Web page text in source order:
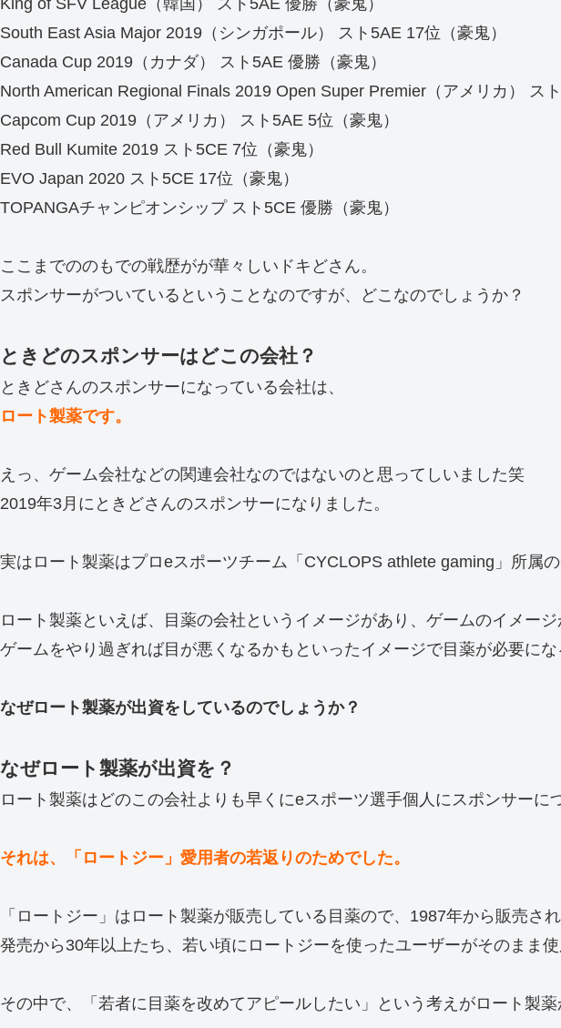
King of SFV League（韓国） スト5AE 優勝（豪鬼）
South East Asia Major 2019（シンガポール） スト5AE 17位（豪鬼）
Canada Cup 2019（カナダ） スト5AE 優勝（豪鬼）
North American Regional Finals 2019 Open Super Premier（アメリカ） スト
Capcom Cup 2019（アメリカ） スト5AE 5位（豪鬼）
Red Bull Kumite 2019 スト5CE 7位（豪鬼）
EVO Japan 2020 スト5CE 17位（豪鬼）
TOPANGAチャンピオンシップ スト5CE 優勝（豪鬼）
ここまでののもでの戦歴がが華々しいドキどさん。
スポンサーがついているということなのですが、どこなのでしょうか？
ときどのスポンサーはどこの会社？
ときどさんのスポンサーになっている会社は、
ロート製薬です。
えっ、ゲーム会社などの関連会社なのではないのと思ってしいました笑
2019年3月にときどさんのスポンサーになりました。
実はロート製薬はプロeスポーツチーム「CYCLOPS athlete gaming」所属
ロート製薬といえば、目薬の会社というイメージがあり、ゲームのイメージ
ゲームをやり過ぎれば目が悪くなるかもといったイメージで目薬が必要に
なぜロート製薬が出資をしているのでしょうか？
なぜロート製薬が出資を？
ロート製薬はどのこの会社よりも早くにeスポーツ選手個人にスポンサーに
それは、「ロートジー」愛用者の若返りのためでした。
「ロートジー」はロート製薬が販売している目薬ので、1987年から販売され
発売から30年以上たち、若い頃にロートジーを使ったユーザーがそのまま
その中で、「若者に目薬を改めてアピールしたい」という考えがロート製